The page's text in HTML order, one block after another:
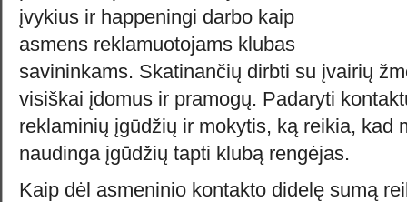
įvykius ir happeningi darbo kaip
asmens reklamuotojams klubas
savininkams. Skatinančių dirbti su įvairių
visiškai įdomus ir pramogų. Padaryti
reklaminių įgūdžių ir mokytis, ką reikia, kad
naudinga įgūdžių tapti klubą rengėjas.
Kaip dėl asmeninio kontakto didelę sumą